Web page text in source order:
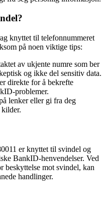
knyttet til telefonnummeret
på noen viktige tips:
av ukjente numre som ber
og ikke del sensitiv data.
direkte for å bekrefte
problemer.
lenker eller gi fra deg
er knyttet til svindel og
BankID-henvendelser. Ved
beskyttelse mot svindel, kan
handlinger.